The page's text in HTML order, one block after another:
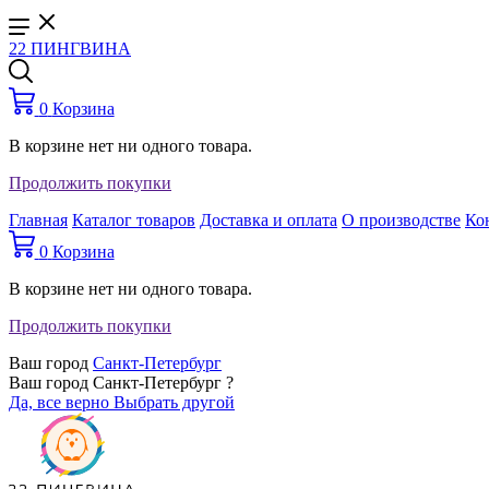
22 ПИНГВИНА
0 Корзина
В корзине нет ни одного товара.
Продолжить покупки
Главная Каталог товаров Доставка и оплата О производстве
0 Корзина
В корзине нет ни одного товара.
Продолжить покупки
Ваш город Санкт-Петербург
Ваш город Санкт-Петербург ?
Да, все верно Выбрать другой